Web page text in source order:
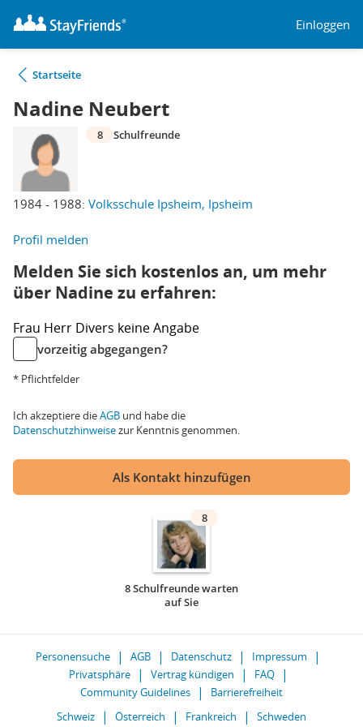
Einloggen
Startseite
Nadine Neubert
1984 - 1988: Volksschule Ipsheim, Ipsheim
8 Schulfreunde
Profil melden
Melden Sie sich kostenlos an, um mehr
über Nadine zu erfahren:
Frau Herr Divers keine Angabe
vorzeitig abgegangen?
* Pflichtfelder
Ich akzeptiere dieAGB und habe die
Datenschutzhinweisezur Kenntnis genommen.
Als Kontakt hinzufügen
8
8 Schulfreunde warten
auf Sie
Personensuche AGB Datenschutz
Impressum
Privatsphäre
Vertrag kündigen
FAQ
Community Guidelines
Barrierefreiheit
Schweiz
Österreich Frankreich Schweden